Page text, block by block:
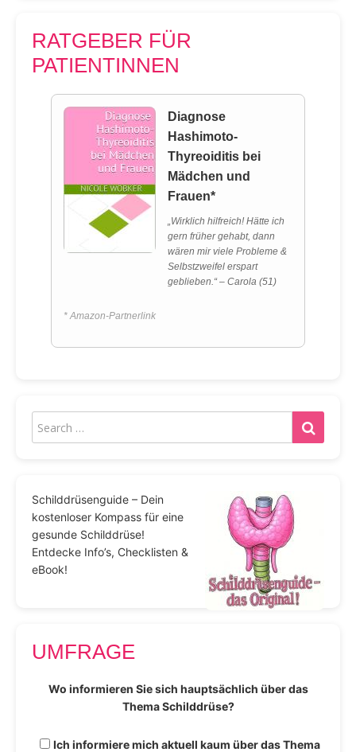
RATGEBER FÜR
PATIENTINNEN
Diagnose
Hashimoto-
Thyreoiditis bei
Mädchen und
Frauen*
„Wirklich hilfreich! Hätte ich
gern früher gehabt, dann
wären mir viele Probleme &
Selbstzweifel erspart
geblieben.“ – Carola (51)
* Amazon-Partnerlink
Schilddrüsenguide – Dein
kostenloser Kompass für eine
gesunde Schilddrüse!
Entdecke Info’s, Checklisten &
eBook!
UMFRAGE
Wo informieren Sie sich hauptsächlich über das
Thema Schilddrüse?
Ich informiere mich aktuell kaum über das Thema